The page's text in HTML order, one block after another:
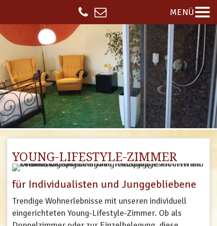
MENÜ
YOUNG-LIFESTYLE-ZIMMER
für Individualisten und Junggebliebene
Trendige Wohnerlebnisse mit unseren individuell
eingerichteten Young-Lifestyle-Zimmer. Ob als